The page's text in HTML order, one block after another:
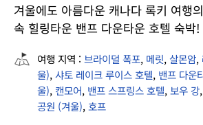
겨울에도 아름다운 캐나다 록키 여행
속 힐링타운 밴프 다운타운 호텔 숙박!
여행 지역 : 브라이덜 폭포, 메릿, 살몬암,
울), 샤토 레이크 루이스 호텔, 밴프 다운
울), 캔모어, 밴프 스프링스 호텔, 보우 강,
공원 (겨울), 호프